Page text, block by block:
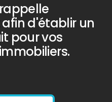
d'établir un
pour vos